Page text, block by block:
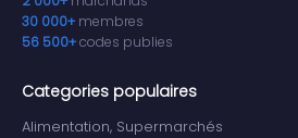
30 000+ membres
56 500+codes publies
Categories populaires
Alimentation, Supermarchés